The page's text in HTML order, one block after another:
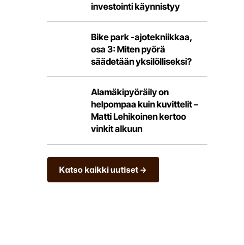
investointi käynnistyy
Bike park -ajotekniikkaa,
osa 3: Miten pyörä
säädetään yksilölliseksi?
Alamäkipyöräily on
helpompaa kuin kuvittelit –
Matti Lehikoinen kertoo
vinkit alkuun
Katso kaikki uutiset